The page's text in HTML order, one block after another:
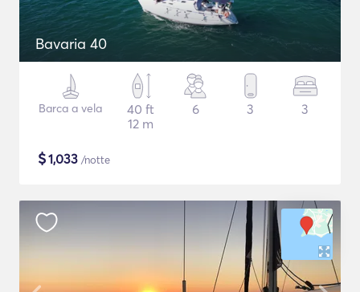
Bavaria 40
Barca a vela
40 ft
12 m
6 3 3
$1,033 /notte